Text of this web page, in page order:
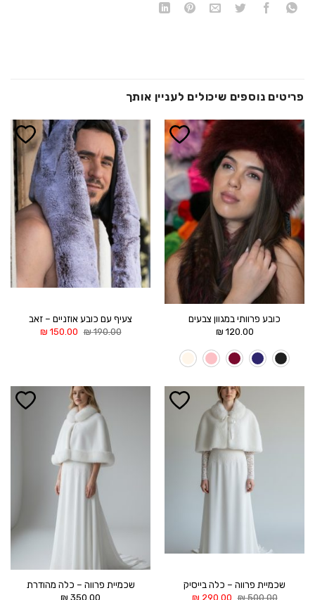
פריטים נוספים שיכולים לעניין אותך
הוסף ל
WISHLIST
כובע פרוותי במגוון צבעים
120.00
₪
הוסף ל
WISHLIST
צעיף עם כובע אוזניים – זאב
190.00
₪ המחיר
150.00
₪
הוסף ל
WISHLIST
שכמיית פרווה – כלה בייסיק
500.00
₪ המחיר
290.00
₪
שכמיית פרווה – כלה מהודרת
350.00
₪